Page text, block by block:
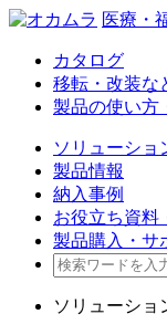
医療・
カタログ
移転・改装な
製品の使い方
ソリューショ
製品情報
納入事例
お役立ち資料
製品購入・サ
ソリューショ